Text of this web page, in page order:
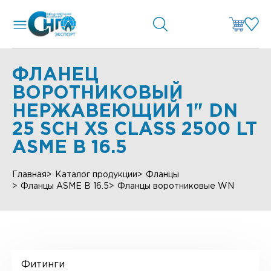
ФЛАНЕЦ
ВОРОТНИКОВЫЙ
НЕРЖАВЕЮЩИЙ 1" DN
25 SCH XS CLASS 2500 LT
ASME B 16.5
Главная Каталог продукции
Фланцы
Фланцы ASME B 16.5
Фланцы воротниковые WN
Фитинги